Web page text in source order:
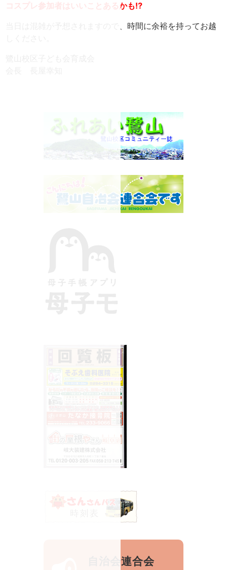
コスプレ参加者はいいことあるかも⁉
当日は混雑が予想されますので、時間に余裕を持ってお越
自治会連合会